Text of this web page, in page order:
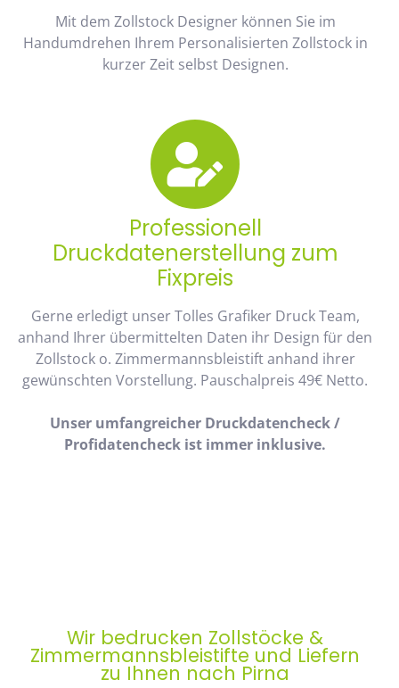
Mit dem Zollstock Designer können Sie im
Handumdrehen Ihrem Personalisierten Zollstock in
kurzer Zeit selbst Designen.
Professionell
Druckdatenerstellung zum
Fixpreis
Gerne erledigt unser Tolles Grafiker Druck Team,
anhand Ihrer übermittelten Daten ihr Design für den
Zollstock o. Zimmermannsbleistift anhand ihrer
gewünschten Vorstellung. Pauschalpreis 49€ Netto.
Unser umfangreicher Druckdatencheck /
Profidatencheck ist immer inklusive.
Wir bedrucken Zollstöcke &
Zimmermannsbleistifte und Liefern
zu Ihnen nach Pirna